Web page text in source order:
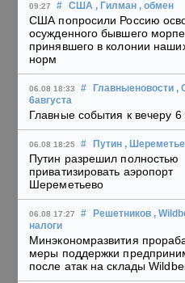
09:27 # США , Гилман , обмен
США попросили Россию
осужденного бывшего
принявшего в колонии
норм
06.08 18:33 # Главныеновости ,
6августа
Главные события к вечеру 6
06.08 18:25 # Путин ,
Путин разрешил полностью
приватизировать аэропорт
Шереметьево
06.08 17:27 # Решетников ,
налоги
Минэкономразвития
меры поддержки
после атак на склады